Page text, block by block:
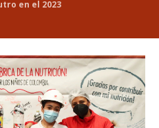
en el 2023